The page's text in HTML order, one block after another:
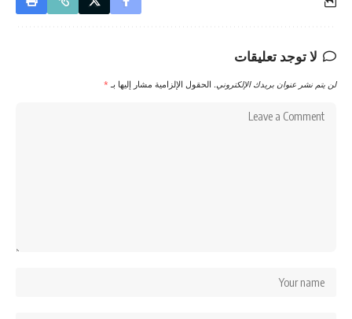
لا توجد تعليقات
لن يتم نشر عنوان بريدك الإلكتروني. الحقول الإلزامية مشار إليها بـ *